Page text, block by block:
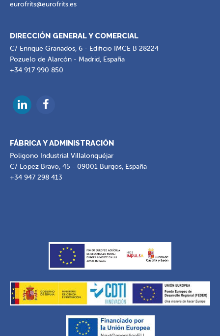
eurofrits@eurofrits.es
DIRECCIÓN GENERAL Y COMERCIAL
C/ Enrique Granados, 6 - Edificio IMCE B 28224
Pozuelo de Alarcón - Madrid, España
+34 917 990 850
FÁBRICA Y ADMINISTRACIÓN
Poligono Industrial Villalonquéjar
C/ Lopez Bravo, 45 - 09001 Burgos, España
+34 947 298 413